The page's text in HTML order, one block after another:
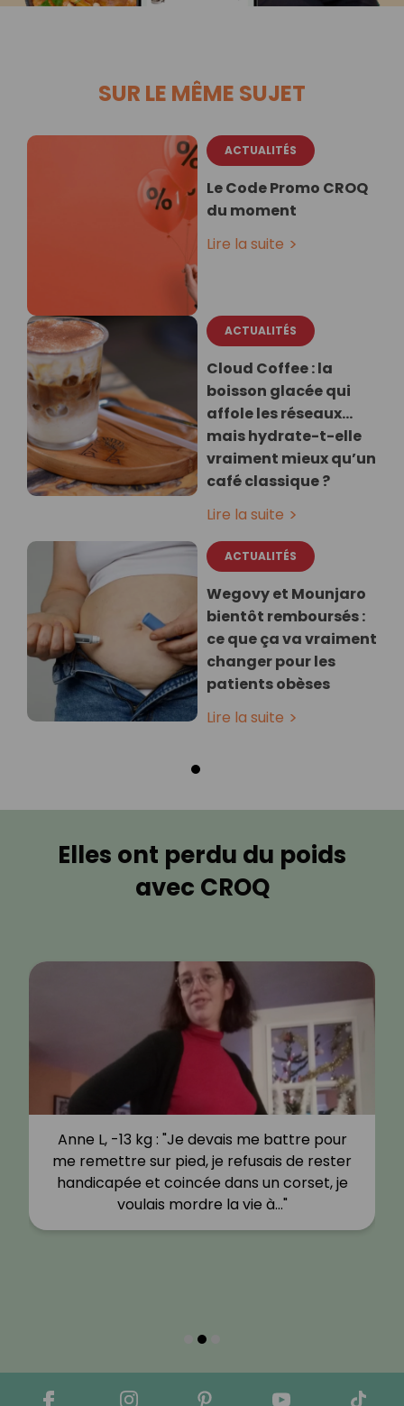
SUR LE MÊME SUJET
ACTUALITÉS
Le Code Promo CROQ
du moment
Lire la suite
ACTUALITÉS
Cloud Coffee : la
boisson glacée qui
affole les réseaux…
mais hydrate-t-elle
vraiment mieux qu’un
café classique ?
Lire la suite
ACTUALITÉS
Wegovy et Mounjaro
bientôt remboursés :
ce que ça va vraiment
changer pour les
patients obèses
Lire la suite
Elles ont perdu du poids
avec CROQ
Anne L, -13 kg : "Je devais me battre pour
me remettre sur pied, je refusais de rester
handicapée et coincée dans un corset, je
voulais mordre la vie à…"